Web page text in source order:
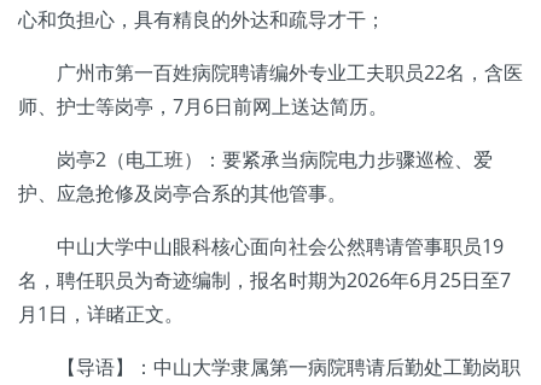
心和负担心，具有精良的外达和疏导才干；
广州市第一百姓病院聘请编外专业工夫职员22名，含医
师、护士等岗亭，7月6日前网上送达简历。
岗亭2（电工班）：要紧承当病院电力步骤巡检、爱
护、应急抢修及岗亭合系的其他管事。
中山大学中山眼科核心面向社会公然聘请管事职员19
名，聘任职员为奇迹编制，报名时期为2026年6月25日至7
月1日，详睹正文。
【导语】：中山大学隶属第一病院聘请后勤处工勤岗职